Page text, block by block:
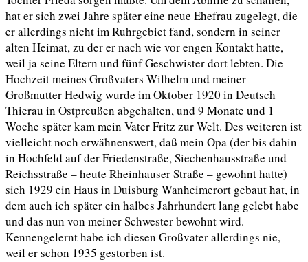
hat er sich zwei Jahre später eine neue Ehefrau zugelegt, die
er allerdings nicht im Ruhrgebiet fand, sondern in seiner
alten Heimat, zu der er nach wie vor engen Kontakt hatte,
weil ja seine Eltern und fünf Geschwisterdortlebten. Die
Hochzeit meines Großvaters Wilhelm und meiner
Großmutter Hedwig wurde im Oktober 1920 in Deutsch
Thierau in Ostpreußen abgehalten, und 9 Monate und 1
Woche später kam mein Vater Fritz zur Welt. Des weiteren ist
vielleicht noch erwähnenswert, daß mein Opa (der bis dahin
in Hochfeld auf der Friedenstraße, Siechenhausstraße und
Reichsstraße – heute Rheinhauser Straße – gewohnt hatte)
sich 1929 ein Haus in Duisburg Wanheimerort gebaut hat, in
dem auch ich später ein halbes Jahrhundert lang gelebt habe
und das nun von meiner Schwester bewohnt wird.
Kennengelernt habe ich diesen Großvater allerdings nie,
weil erschon 1935 gestorben ist.